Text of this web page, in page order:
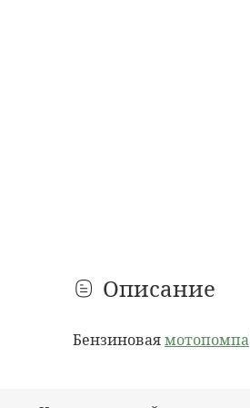
Описание
Бензиноваямотопомпа